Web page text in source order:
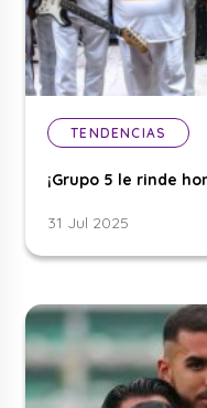
TENDENCIAS
¡Grupo 5 le rinde
31 Jul 2025